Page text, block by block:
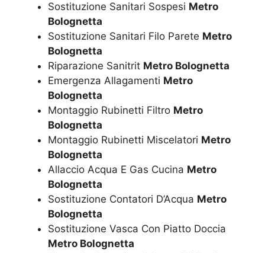
Sostituzione Sanitari Sospesi Metro
Bolognetta
Sostituzione Sanitari Filo Parete Metro
Bolognetta
Riparazione Sanitrit Metro Bolognetta
Emergenza Allagamenti Metro
Bolognetta
Montaggio Rubinetti Filtro Metro
Bolognetta
Montaggio Rubinetti Miscelatori Metro
Bolognetta
Allaccio Acqua E Gas Cucina Metro
Bolognetta
Sostituzione Contatori D’Acqua Metro
Bolognetta
Sostituzione Vasca Con Piatto Doccia
Metro Bolognetta